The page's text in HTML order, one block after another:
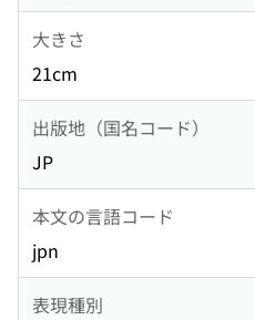
大きさ
21cm
出版地（国名コード）
JP
本文の言語コード
jpn
表現種別